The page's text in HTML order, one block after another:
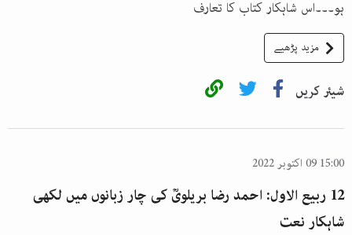
ہو۔۔۔اس شاہکار کتاب کا تعارف
مزید پڑھیے
شیئر کریں
15:00 09 اکتوبر 2022
12 ربیع الاول: احمد رضا بریلویؒ کی چار زبانوں میں لکھی
شاہکار نعت